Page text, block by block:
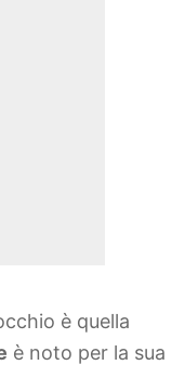
è quella
è noto per la sua